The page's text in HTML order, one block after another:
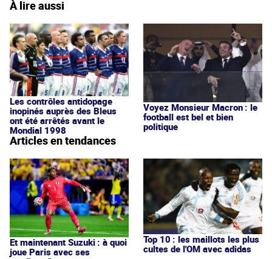
À lire aussi
Les contrôles antidopage
inopinés auprès des Bleus
ont été arrêtés avant le
Mondial 1998
Voyez Monsieur Macron : le
football est bel et bien
politique
Articles en tendances
Et maintenant Suzuki : à quoi
joue Paris avec ses
Top 10 : les maillots les plus
cultes de l'OM avec adidas